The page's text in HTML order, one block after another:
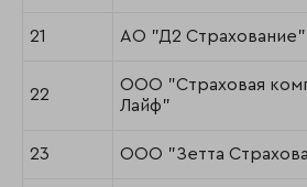
21 АО "Д2 Страхование"
22
ООО "Страховая
Лайф"
23 ООО "Зетта